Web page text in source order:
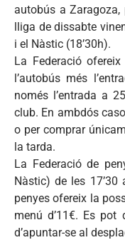
autobús a
lliga de dissabte
i el Nàstic (18’30h).
La Federació
l’autobús més
només l’entrada a
club. En ambdós
o per comprar
la tarda.
La Federació de
Nàstic) de les 17’30
penyes ofereix la
menú d’11€. Es
d’apuntar-se al